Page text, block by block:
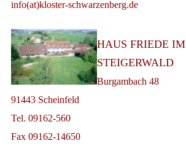
info(at)kloster-schwarzenberg.de
HAUS FRIEDE IM
STEIGERWALD
Burgambach 48
91443 Scheinfeld
Tel. 09162-560
Fax 09162-14650